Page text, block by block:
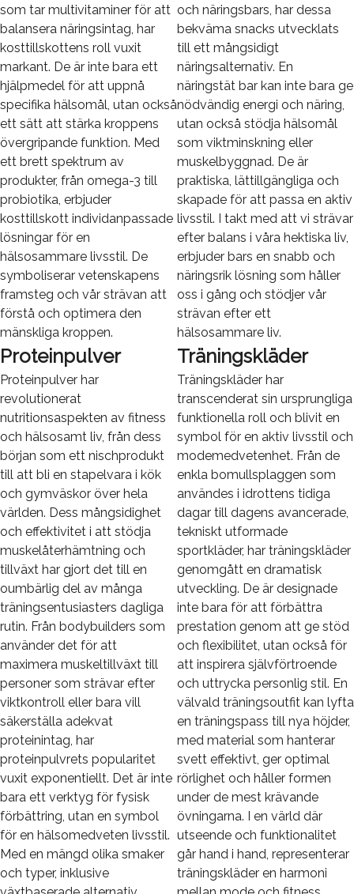
som tar multivitaminer för att
balansera näringsintag, har
kosttillskottens roll vuxit
markant. De är inte bara ett
hjälpmedel för att uppnå
specifika hälsomål, utan också
ett sätt att stärka kroppens
övergripande funktion. Med
ett brett spektrum av
produkter, från omega-3 till
probiotika, erbjuder
kosttillskott individanpassade
lösningar för en
hälsosammare livsstil. De
symboliserar vetenskapens
framsteg och vår strävan att
förstå och optimera den
mänskliga kroppen.
och näringsbars, har dessa
bekväma snacks utvecklats
till ett mångsidigt
näringsalternativ. En
näringstät bar kan inte bara ge
nödvändig energi och näring,
utan också stödja hälsomål
som viktminskning eller
muskelbyggnad. De är
praktiska, lättillgängliga och
skapade för att passa en aktiv
livsstil. I takt med att vi strävar
efter balans i våra hektiska liv,
erbjuder bars en snabb och
näringsrik lösning som håller
oss i gång och stödjer vår
strävan efter ett
hälsosammare liv.
Proteinpulver
Proteinpulver har
revolutionerat
nutritionsaspekten av fitness
och hälsosamt liv, från dess
början som ett nischprodukt
till att bli en stapelvara i kök
och gymväskor över hela
världen. Dess mångsidighet
och effektivitet i att stödja
muskelåterhämtning och
tillväxt har gjort det till en
oumbärlig del av många
träningsentusiasters dagliga
rutin. Från bodybuilders som
använder det för att
maximera muskeltillväxt till
personer som strävar efter
viktkontroll eller bara vill
säkerställa adekvat
proteinintag, har
proteinpulvrets popularitet
vuxit exponentiellt. Det är inte
bara ett verktyg för fysisk
förbättring, utan en symbol
för en hälsomedveten livsstil.
Med en mängd olika smaker
och typer, inklusive
Träningskläder
Träningskläder har
transcenderat sin ursprungliga
funktionella roll och blivit en
symbol för en aktiv livsstil och
modemedvetenhet. Från de
enkla bomullsplaggen som
användes i idrottens tidiga
dagar till dagens avancerade,
tekniskt utformade
sportkläder, har träningskläder
genomgått en dramatisk
utveckling. De är designade
inte bara för att förbättra
prestation genom att ge stöd
och flexibilitet, utan också för
att inspirera självförtroende
och uttrycka personlig stil. En
välvald träningsoutfit kan lyfta
en träningspass till nya höjder,
med material som hanterar
svett effektivt, ger optimal
rörlighet och håller formen
under de mest krävande
övningarna. I en värld där
utseende och funktionalitet
går hand i hand, representerar
träningskläder en harmoni